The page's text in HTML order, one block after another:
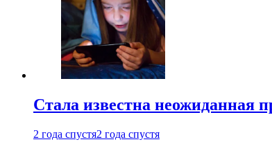
Стала известна неожиданная
2 года спустя2 года спустя